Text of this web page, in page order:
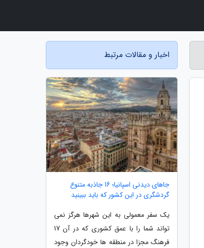
اخبار و مقالات مرتبط
جاهای دیدنی اسپانیا؛ 16 جاذبه متنوع
گردشگری در این کشور که باید ببینید
یک سفر معمولی به این شهرها هرگز نمی
تواند شما را با عمق کشوری که در آن 17
فرهنگ مجزا در منطقه ها خودگردان وجود